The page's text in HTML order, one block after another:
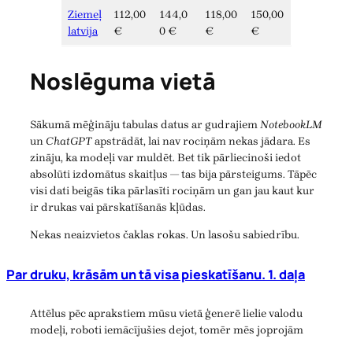
Ziemeļ
latvija
112,00
€
144,0
0 €
118,00
€
150,00
€
Noslēguma vietā
Sākumā mēģināju tabulas datus ar gudrajiemNotebookLM
un ChatGPTapstrādāt, lai nav rociņām nekas jādara. Es
zināju, ka modeļi var muldēt. Bet tik pārliecinoši iedot
absolūti izdomātus skaitļus — tas bija pārsteigums. Tāpēc
visi dati beigās tika pārlasīti rociņām un gan jau kaut kur
ir drukas vai pārskatīšanās kļūdas.
Nekas neaizvietos čaklas rokas. Un lasošu sabiedrību.
Par druku, krāsām un tā visa pieskatīšanu. 1. daļa
Attēlus pēc aprakstiem mūsu vietā ģenerē lielie valodu
modeļi, roboti iemācījušies dejot, tomēr mēs joprojām